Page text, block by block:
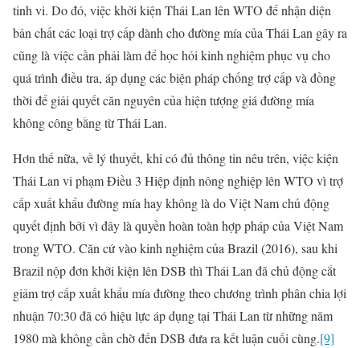
tinh vi. Do đó, việc khởi kiện Thái Lan lên WTO để nhận diện
bản chất các loại trợ cấp dành cho đường mía của Thái Lan gây ra
cũng là việc cần phải làm để học hỏi kinh nghiệm phục vụ cho
quá trình điều tra, áp dụng các biện pháp chống trợ cấp và đồng
thời để giải quyết căn nguyên của hiện tượng giá đường mía
không công bằng từ Thái Lan.
Hơn thế nữa, về lý thuyết, khi có đủ thông tin nêu trên, việc kiện
Thái Lan vi phạm Điều 3 Hiệp định nông nghiệp lên WTO vì trợ
cấp xuất khẩu đường mía hay không là do Việt Nam chủ động
quyết định bởi vì đây là quyền hoàn toàn hợp pháp của Việt Nam
trong WTO. Căn cứ vào kinh nghiệm của Brazil (2016), sau khi
Brazil nộp đơn khởi kiện lên DSB thì Thái Lan đã chủ động cắt
giảm trợ cấp xuất khẩu mía đường theo chương trình phân chia lợi
nhuận 70:30 đã có hiệu lực áp dụng tại Thái Lan từ những năm
1980 mà không cần chờ đến DSB đưa ra kết luận cuối cùng.[9]